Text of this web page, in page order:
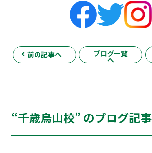
前の記事へ ブログ一覧
へ
“千歳烏山校” のブログ記事